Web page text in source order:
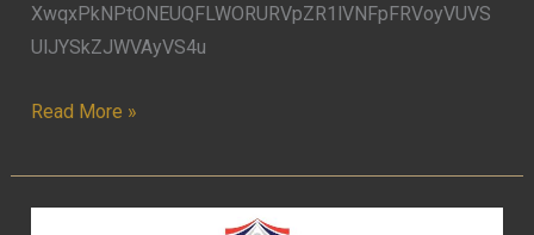
XwqxPkNPtONEUQFLWORURVpZR1lVNFpFRVoyVUVS
UlJYSkZJWVAyVS4u
Read More »